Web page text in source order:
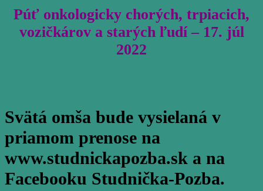
Púť onkologicky chorých, trpiacich,
vozičkárov a starých ľudí – 17. júl
2022
Svätá omša bude vysielaná v
priamom prenose na
www.studnickapozba.sk a na
Facebooku Studnička-Pozba.